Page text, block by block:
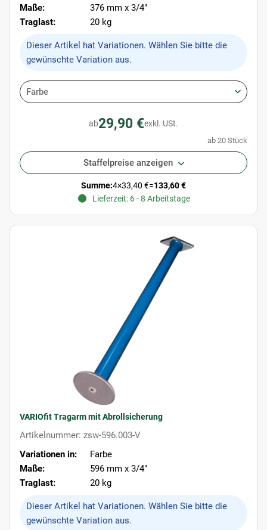
Maße:
376 mm x 3/4"
Traglast:
20 kg
xDieser Artikel hat Variationen. Wählen Sie bitte die
gewünschte Variation aus.
Farbe
ab29,90 €exkl. USt.
ab 20 Stück
Staffelpreise anzeigen
Summe:4×33,40 €=133,60 €
Lieferzeit: 6 - 8 Arbeitstage
VARIOfit Tragarm mit Abrollsicherung
Artikelnummer: zsw-596.003-V
Variationen in:
Farbe
Maße:
596 mm x 3/4"
Traglast:
20 kg
xDieser Artikel hat Variationen. Wählen Sie bitte die
gewünschte Variation aus.